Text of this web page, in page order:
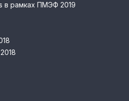
в рамках ПМЭФ 2019